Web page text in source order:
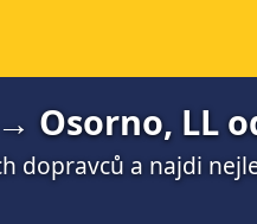
Osorno, LL
dopravců a najdi